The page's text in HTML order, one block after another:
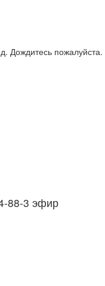
Дождитесь пожалуйста.
88-3 эфир